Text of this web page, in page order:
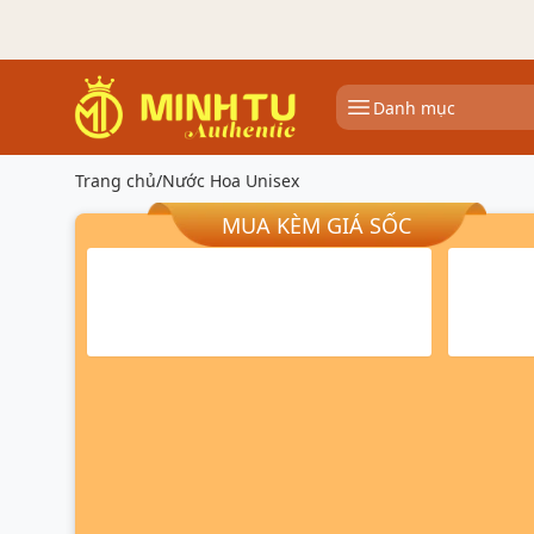
Danh mục
Trang chủ/Nước Hoa Unisex
MUA KÈM GIÁ SỐC